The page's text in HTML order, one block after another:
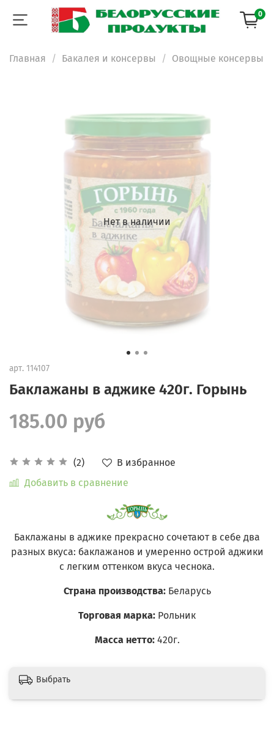
0
Главная Бакалея и консервы Овощные консервы
Нет в наличии
арт. 114107
Баклажаны в аджике 420г. Горынь
(2)
В избранное
Добавить в сравнение
185.00 руб
Баклажаны в аджике прекрасно сочетают в себе два
разных вкуса: баклажанов и умеренно острой аджики
с легким оттенком вкуса чеснока.
Страна производства: Беларусь
Торговая марка: Рольник
Масса нетто: 420г.
Выбрать